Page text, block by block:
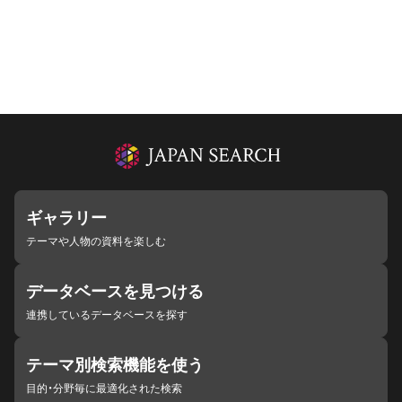
ギャラリー
テーマや人物の資料を楽しむ
データベースを見つける
連携しているデータベースを探す
テーマ別検索機能を使う
目的・分野毎に最適化された検索